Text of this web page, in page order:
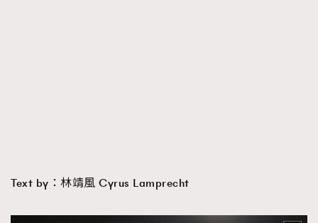
Text by：林靖風 Cyrus Lamprecht